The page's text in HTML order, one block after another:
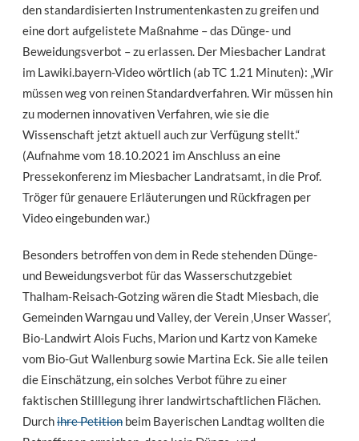
den standardisierten Instrumentenkasten zu greifen und
eine dort aufgelistete Maßnahme – das Dünge- und
Beweidungsverbot – zu erlassen. Der Miesbacher Landrat
im Lawiki.bayern-Video wörtlich (ab TC 1.21 Minuten): „Wir
müssen weg von reinen Standardverfahren. Wir müssen hin
zu modernen innovativen Verfahren, wie sie die
Wissenschaft jetzt aktuell auch zur Verfügung stellt.“
(Aufnahme vom 18.10.2021 im Anschluss an eine
Pressekonferenz im Miesbacher Landratsamt, in die Prof.
Tröger für genauere Erläuterungen und Rückfragen per
Video eingebunden war.)
Besonders betroffen von dem in Rede stehenden Dünge-
und Beweidungsverbot für das Wasserschutzgebiet
Thalham-Reisach-Gotzing wären die Stadt Miesbach, die
Gemeinden Warngau und Valley, der Verein ‚Unser Wasser‘,
Bio-Landwirt Alois Fuchs, Marion und Kartz von Kameke
vom Bio-Gut Wallenburg sowie Martina Eck. Sie alle teilen
die Einschätzung, ein solches Verbot führe zu einer
faktischen Stilllegung ihrer landwirtschaftlichen Flächen.
Durchihre Petition beim Bayerischen Landtag wollten die